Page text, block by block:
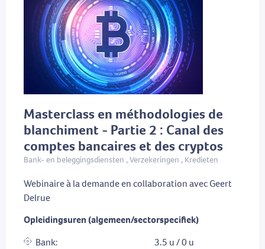
Masterclass en méthodologies de
blanchiment - Partie 2 : Canal des
comptes bancaires et des cryptos
Bank- en beleggingsdiensten , Verzekeringen , Kredieten
Webinaire à la demande en collaboration avec Geert
Delrue
Opleidingsuren (algemeen/sectorspecifiek)
Bank:
3.5 u / 0 u